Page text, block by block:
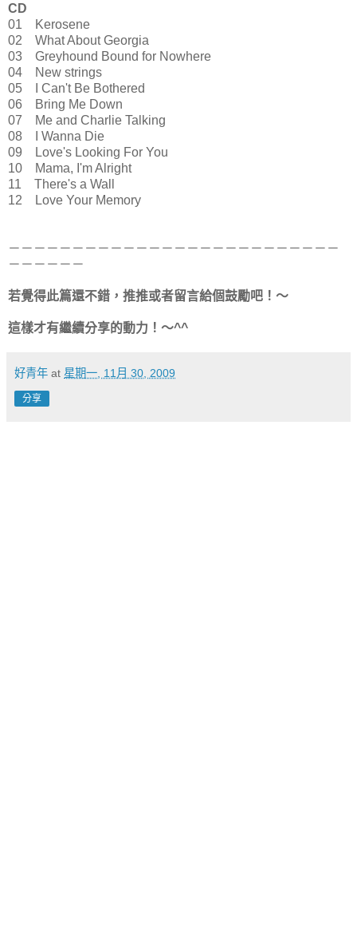
CD
01 Kerosene
02 What About Georgia
03 Greyhound Bound for Nowhere
04 New strings
05 I Can't Be Bothered
06 Bring Me Down
07 Me and Charlie Talking
08 I Wanna Die
09 Love's Looking For You
10 Mama, I'm Alright
11 There's a Wall
12 Love Your Memory
－－－－－－－－－－－－－－－－－－－－－－－－－－
－－－－－－
若覺得此篇還不錯，推推或者留言給個鼓勵吧！～
這樣才有繼續分享的動力！～^^
好青年 at 星期一, 11月 30, 2009
分享